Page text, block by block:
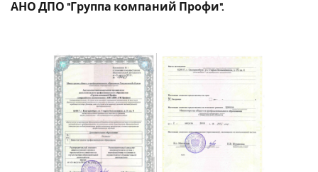
АНО ДПО "Группа компаний Профи".